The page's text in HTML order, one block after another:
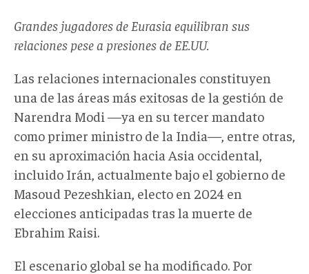
Grandes jugadores de Eurasia equilibran sus
relaciones pese a presiones de EE.UU.
Las relaciones internacionales constituyen
una de las áreas más exitosas de la gestión de
Narendra Modi —ya en su tercer mandato
como primer ministro de la India—, entre otras,
en su aproximación hacia Asia occidental,
incluido Irán, actualmente bajo el gobierno de
Masoud Pezeshkian, electo en 2024 en
elecciones anticipadas tras la muerte de
Ebrahim Raisi.
El escenario global se ha modificado. Por